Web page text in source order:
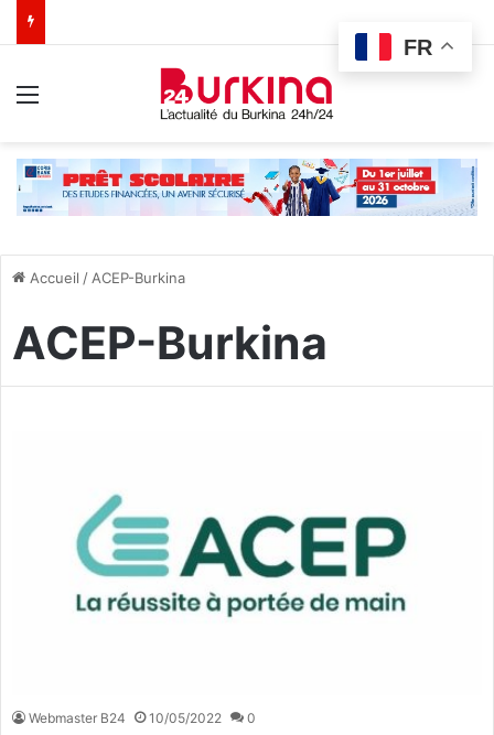
Accueil / ACEP-Burkina
ACEP-Burkina
Webmaster B24 10/05/2022 0
FR